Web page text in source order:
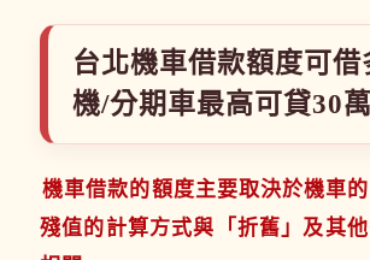
台北機車借款額度可借
機/分期車最高可貸30萬
機車借款的額度主要取決於機車
殘值的計算方式與「折舊」及其